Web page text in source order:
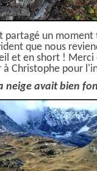
partagé un moment
que nous
et en short !
Christophe pour
neige avait bien